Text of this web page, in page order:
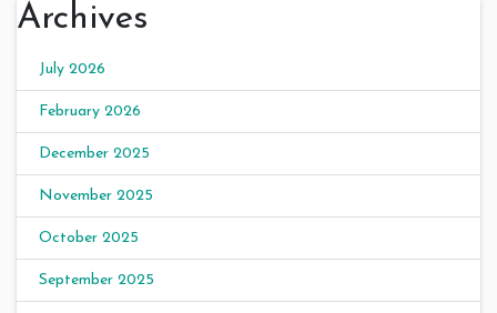
Archives
July 2026
February 2026
December 2025
November 2025
October 2025
September 2025